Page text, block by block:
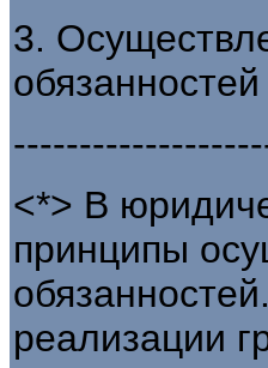
3.
<*> В
принципы
реализации